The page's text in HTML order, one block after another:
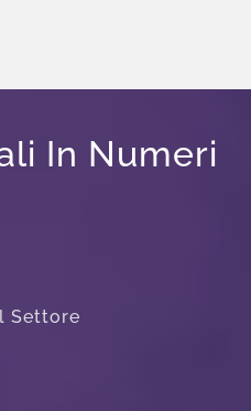
In Numeri
Settore